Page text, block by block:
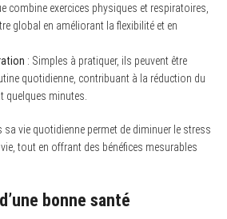
combine exercices physiques et respiratoires,
global en améliorant la flexibilité et en
: Simples à pratiquer, ils peuvent être
quotidienne, contribuant à la réduction du
quelques minutes.
sa vie quotidienne permet de diminuer le stress
tout en offrant des bénéfices mesurables
bonne santé